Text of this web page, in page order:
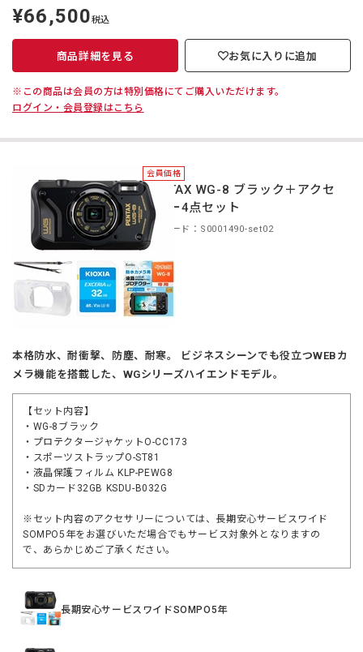
定
価
¥66,500税込
商品詳細を見る お気に入りに追加
※この商品は会員の方は特別価格にてご購入いただけます。
ログイン・会員登録はこちら
会員価格
PENTAX WG-8 ブラック＋アクセ
サリー4点セット
商品コード：S0001490-set02
本格防水、耐衝撃、防塵、耐寒。 ビジネスシーンでも役立つWEBカ
メラ機能を搭載した、WGシリーズハイエンドモデル。
【セット内容】
・WG-8ブラック
・プロテクタージャケットO-CC173
・スポーツストラップO-ST81
・液晶保護フィルム KLP-PEWG8
・SDカード32GB KSDU-B032G
※セット内容のアクセサリーについては、長期安心サービスワイド
SOMPO5年をお選びいただ場合でもサービス対象外となりますの
で、あらかじめご了承ください。
長期安心サービスワイドSOMPO5年